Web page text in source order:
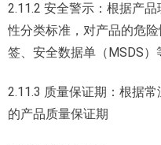
2.11.2 安全警示：根据产
性分类标准，对产品的危
签、安全数据单（MSDS）
2.11.3 质量保证期：根据
的产品质量保证期